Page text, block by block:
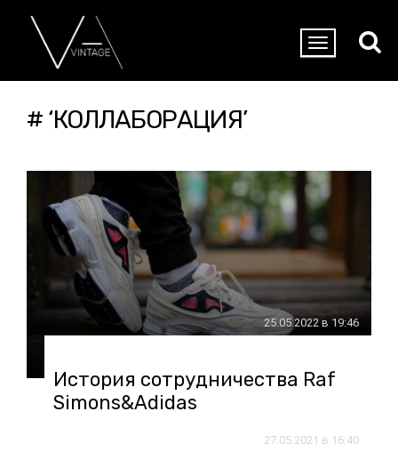
# ‘КОЛЛАБОРАЦИЯ’
25.05.2022 в 19:46
История сотрудничества Raf
Simons&Аdidas
27.05.2021 в 16:40